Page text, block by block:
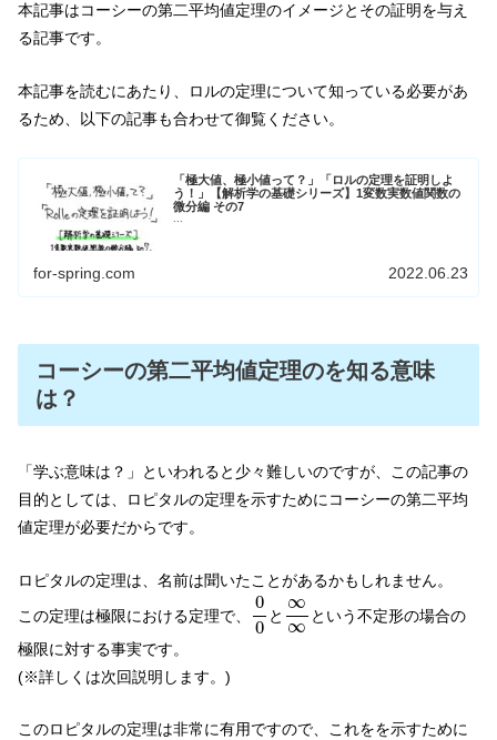
本記事はコーシーの第二平均値定理のイメージとその証明を与え
る記事です。
本記事を読むにあたり、ロルの定理について知っている必要があ
るため、以下の記事も合わせて御覧ください。
「極大値、極小値って？」「ロルの定理を証明しよ
う！」【解析学の基礎シリーズ】1変数実数値関数の
微分編 その7
for-spring.com 2022.06.23
コーシーの第二平均値定理のを知る意味
は？
「学ぶ意味は？」といわれると少々難しいのですが、この記事の
目的としては、ロピタルの定理を示すためにコーシーの第二平均
値定理が必要だからです。
ロピタルの定理は、名前は聞いたことがあるかもしれません。
この定理は極限における定理で、
0
0
00
と
∞
∞
∞∞
という不定形の場合の
極限に対する事実です。
(※詳しくは次回説明します。)
このロピタルの定理は非常に有用ですので、これをを示すために